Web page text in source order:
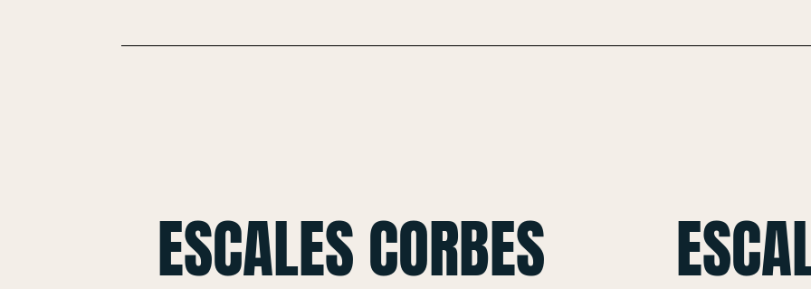
ESCALES CORBES